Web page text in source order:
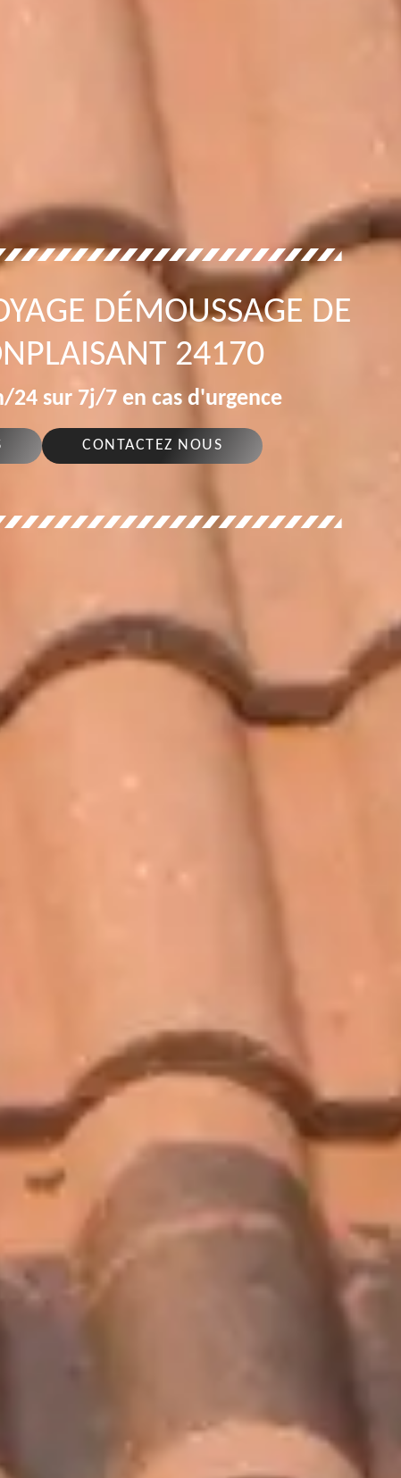
DÉMOUSSAGE DE
24170
24 sur 7j/7 en cas d'urgence
CONTACTEZ NOUS